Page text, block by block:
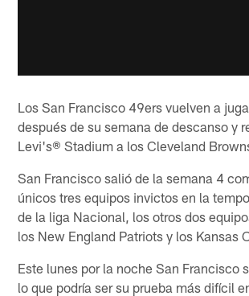
Los San Francisco 49ers vuelven a
después de su semana de descanso y
Levi's® Stadium a los Cleveland
San Francisco salió de la semana 4
únicos tres equipos invictos en la
de la liga Nacional, los otros dos
los New England Patriots y los Kansas
Este lunes por la noche San Francisco
lo que podría ser su prueba más difícil